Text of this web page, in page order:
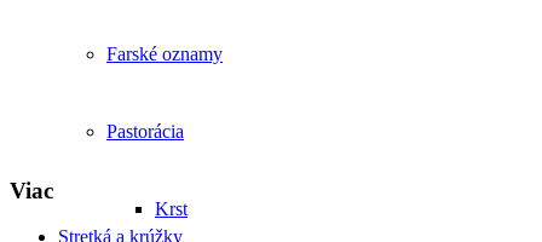
Farské oznamy
Pastorácia
Krst
Viac
Stretká a krúžky